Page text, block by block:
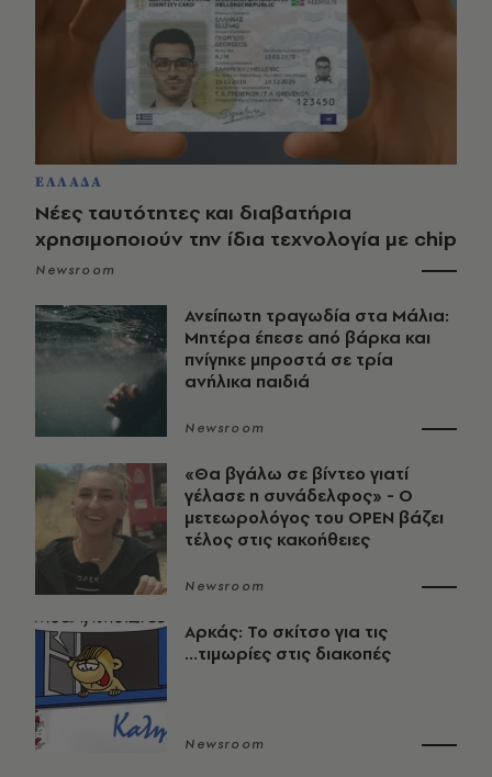
ΕΛΛΑΔΑ
Νέες ταυτότητες και διαβατήρια
χρησιμοποιούν την ίδια τεχνολογία με chip
Newsroom
Ανείπωτη τραγωδία στα Μάλια:
Μητέρα έπεσε από βάρκα και
πνίγηκε μπροστά σε τρία
ανήλικα παιδιά
Newsroom
«Θα βγάλω σε βίντεο γιατί
γέλασε η συνάδελφος» - Ο
μετεωρολόγος του OPEN βάζει
τέλος στις κακοήθειες
Newsroom
Αρκάς: Το σκίτσο για τις
...τιμωρίες στις διακοπές
Newsroom